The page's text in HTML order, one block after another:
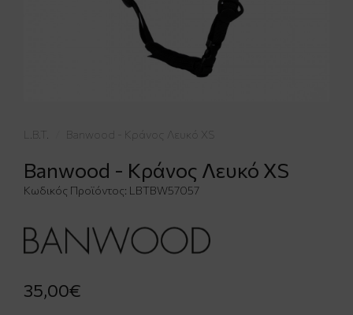
L.B.T. Banwood - Κράνος Λευκό XS
Banwood - Κράνος Λευκό XS
Κωδικός Προϊόντος: LBTBW57057
35,00€